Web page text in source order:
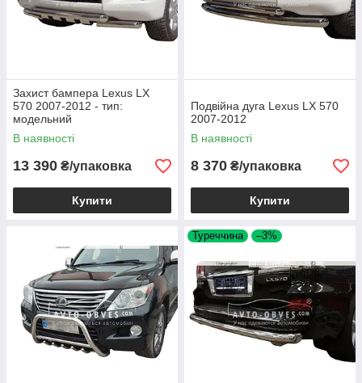
Захист бампера Lexus LX
570 2007-2012 - тип:
модельний
В наявності
13 390 ₴/упаковка
Купити
Подвійна дуга Lexus LX 570
2007-2012
В наявності
8 370 ₴/упаковка
Купити
Туреччина –3%